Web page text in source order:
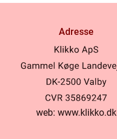
Adresse
web: www.klikko.dk